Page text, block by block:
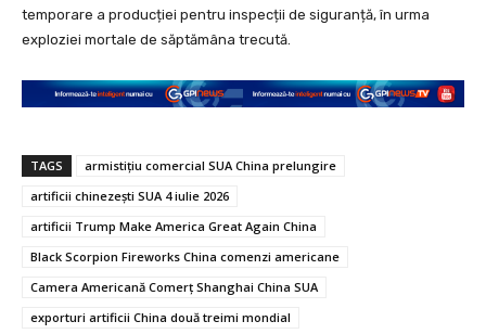
temporare a producției pentru inspecții de siguranță, în urma
exploziei mortale de săptămâna trecută.
TAGS
armistițiu comercial SUA China prelungire
artificii chinezești SUA 4 iulie 2026
artificii Trump Make America Great Again China
Black Scorpion Fireworks China comenzi americane
Camera Americană Comerț Shanghai China SUA
exporturi artificii China două treimi mondial